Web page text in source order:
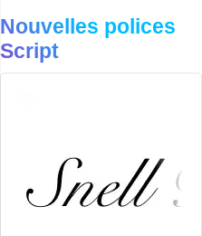
Nouvelles polices
Script